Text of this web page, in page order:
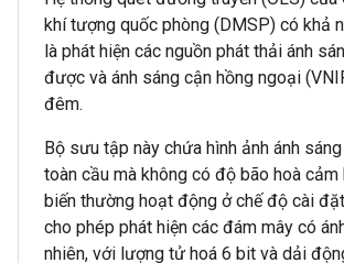
khí tượng quốc phòng (DMSP) có khả
là phát hiện các nguồn phát thải ánh
được và ánh sáng cận hồng ngoại
đêm.
Bộ sưu tập này chứa hình ảnh ánh
toàn cầu mà không có độ bão hoà cảm
biến thường hoạt động ở chế độ cài
cho phép phát hiện các đám mây có
nhiên, với lượng tử hoá 6 bit và dải